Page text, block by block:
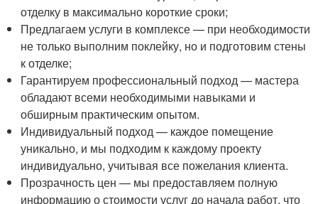
отделку в максимально короткие сроки;
Предлагаем услуги в комплексе — при необходимости
не только выполним поклейку, но и подготовим стены
к отделке;
Гарантируем профессиональный подход — мастера
обладают всеми необходимыми навыками и
обширным практическим опытом.
Индивидуальный подход — каждое помещение
уникально, и мы подходим к каждому проекту
индивидуально, учитывая все пожелания клиента.
Прозрачность цен — мы предоставляем полную
информацию о стоимости услуг до начала работ, что